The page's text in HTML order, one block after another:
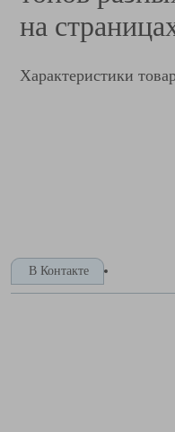
на
Характеристики
В Контакте